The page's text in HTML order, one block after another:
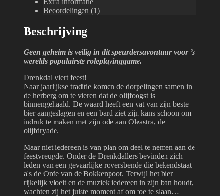
Beoordelingen (1)
Beschrijving
Geen geheim is veilig in dit speurdersavontuur voor ’s
werelds populairste roleplayinggame.
Drenkdal viert feest!
Naar jaarlijkse traditie komen de dorpelingen samen in
de herberg om te vieren dat de olijfoogst is
binnengehaald. De waard heeft een vat van zijn beste
bier aangeslagen en een bard ziet zijn kans schoon om
indruk te maken met zijn ode aan Oleastra, de
olijfdryade.
Maar niet iedereen is van plan om deel te nemen aan de
feestvreugde. Onder de Drenkdallers bevinden zich
leden van een gevaarlijke roversbende die bekendstaat
als de Orde van de Bokkenpoot. Terwijl het bier
rijkelijk vloeit en de muziek iedereen in zijn ban houdt,
wachten zij het juiste moment af om toe te slaan…